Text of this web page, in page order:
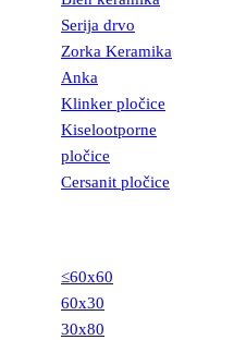
Serija drvo
Zorka Keramika
Anka
Klinker pločice
Kiselootporne
pločice
Cersanit pločice
≤60x60
60x30
30x80